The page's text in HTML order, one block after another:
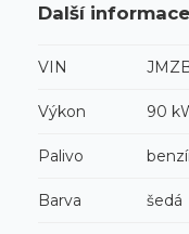
Další
VIN
Výkon 90
Palivo
Barva šedá